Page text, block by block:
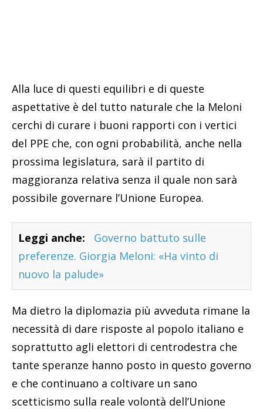
Alla luce di questi equilibri e di queste
aspettative è del tutto naturale che la Meloni
cerchi di curare i buoni rapporti con i vertici
del PPE che, con ogni probabilità, anche nella
prossima legislatura, sarà il partito di
maggioranza relativa senza il quale non sarà
possibile governare l’Unione Europea.
Leggi anche:
Governo battuto sulle
preferenze. Giorgia Meloni: «Ha vinto di
nuovo la palude»
Ma dietro la diplomazia più avveduta rimane la
necessità di dare risposte al popolo italiano e
soprattutto agli elettori di centrodestra che
tante speranze hanno posto in questo governo
e che continuano a coltivare un sano
scetticismo sulla reale volontà dell’Unione